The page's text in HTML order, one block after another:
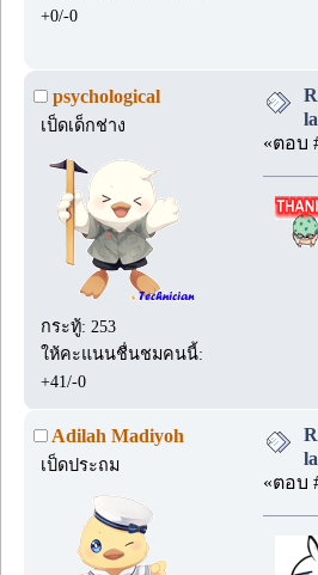
+0/-0
psychological
เป็ดเด็กช่าง
กระทู้: 253
ให้คะแนนชื่นชมคนนี้:
+41/-0
«ตอบ
Adilah Madiyoh
เป็ดประถม
«ตอบ